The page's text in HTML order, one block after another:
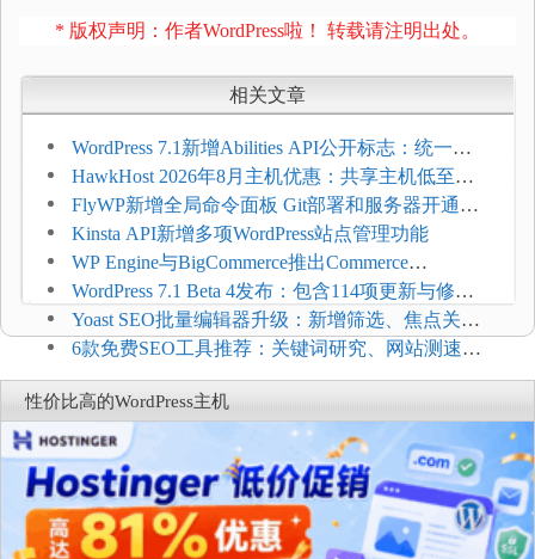
* 版权声明：作者WordPress啦！ 转载请注明出处。
相关文章
WordPress 7.1新增Abilities API公开标志：统一支
持REST API、MCP与AI代理
HawkHost 2026年8月主机优惠：共享主机低至
$2.61/月，高性能主机同步折扣
FlyWP新增全局命令面板 Git部署和服务器开通更
方便
Kinsta API新增多项WordPress站点管理功能
WP Engine与BigCommerce推出Commerce
Connect：WordPress商店可保留前台体验并扩展电
商能力
WordPress 7.1 Beta 4发布：包含114项更新与修
复，仅建议在测试环境体验
Yoast SEO批量编辑器升级：新增筛选、焦点关键
词与AI元数据草稿
6款免费SEO工具推荐：关键词研究、网站测速与
AI可见度检查
性价比高的WordPress主机